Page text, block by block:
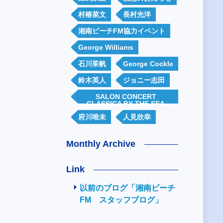
村椿菜文 長村光洋
湘南ビーチFM協力イベント
George Williams
石川茱帆 George Cockle
鈴木英人 ジョニー志田
SALON CONCERT
CLASSICA BY THE SEA
府川唯未
人見欣幸
Monthly Archive
Link
以前のブログ「湘南ビーチ
FM スタッフブログ」